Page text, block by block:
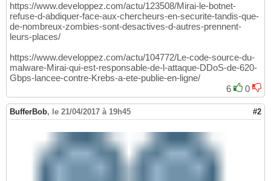
https://www.developpez.com/actu/123508/Mirai-le-botnet-
refuse-d-abdiquer-face-aux-chercheurs-en-securite-tandis-que-
de-nombreux-zombies-sont-desactives-d-autres-prennent-
leurs-places/
https://www.developpez.com/actu/104772/Le-code-source-du-
malware-Mirai-qui-est-responsable-de-l-attaque-DDoS-de-620-
Gbps-lancee-contre-Krebs-a-ete-publie-en-ligne/
6
0
BufferBob, le 21/04/2017 à 19h45 #2